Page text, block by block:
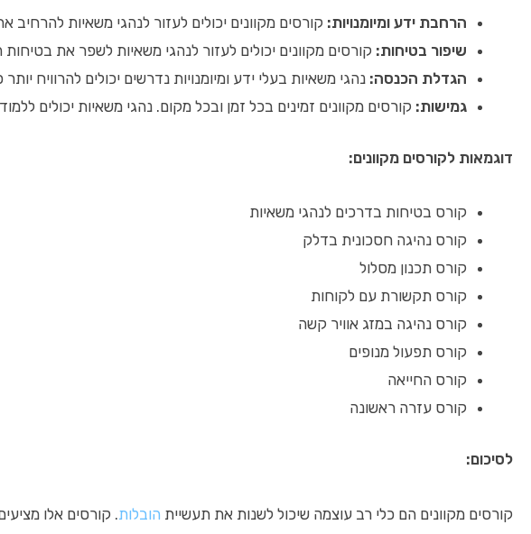
הרחבת ידע ומיומנויות: קורסים מקוונים יכולים לעזור לנהגי משאיות להרחיב
שיפור בטיחות: קורסים מקוונים יכולים לעזור לנהגי משאיות לשפר את
הגדלת הכנסה: נהגי משאיות בעלי ידע ומיומנויות נדרשים יכולים להרוויח
גמישות: קורסים מקוונים זמינים בכל זמן ובכל מקום. נהגי משאיות יכולים
דוגמאות לקורסים מקוונים:
קורס בטיחות בדרכים לנהגי משאיות
קורס נהיגה חסכונית בדלק
קורס תכנון מסלול
קורס תקשורת עם לקוחות
קורס נהיגה במזג אוויר קשה
קורס תפעול מנופים
קורס החייאה
קורס עזרה ראשונה
לסיכום:
קורסים מקוונים הם כלי רב עוצמה שיכול לשנות את תעשיית הובלות. קורסים אלו